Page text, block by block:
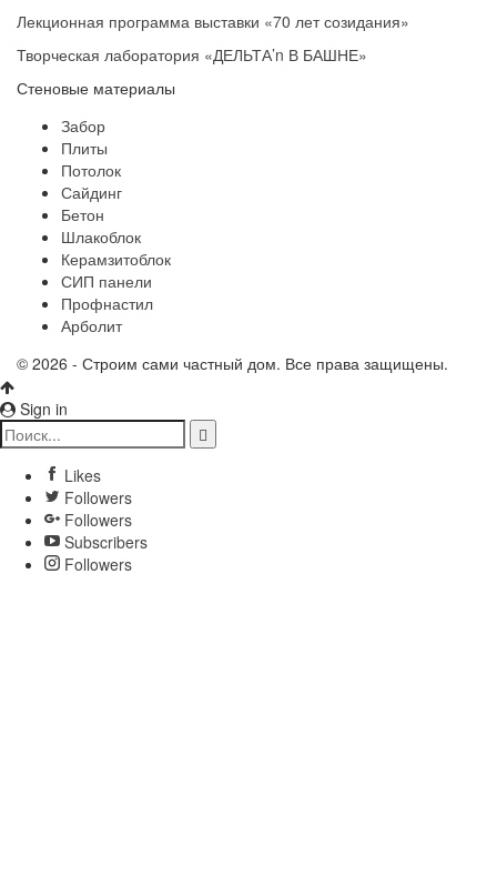
Лекционная программа выставки «70 лет созидания»
Творческая лаборатория «ДЕЛЬТА’n В БАШНЕ»
Стеновые материалы
Забор
Плиты
Потолок
Сайдинг
Бетон
Шлакоблок
Керамзитоблок
СИП панели
Профнастил
Арболит
© 2026 - Строим сами частный дом. Все права защищены.
Sign in
Likes
Followers
Followers
Subscribers
Followers